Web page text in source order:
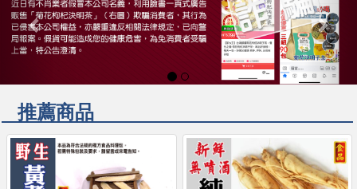
推薦商品